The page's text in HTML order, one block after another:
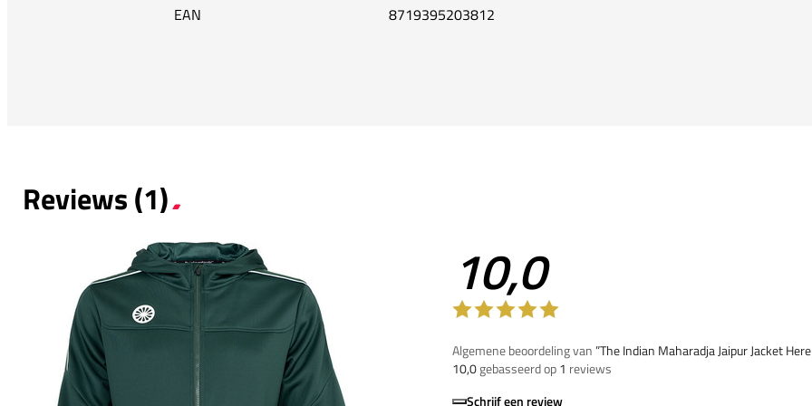
EAN 8719395203812
Reviews (1)
10,0
Algemene beoordeling van”The Indian Maharadja Jaipur Jacket
10,0gebasseerd op1 reviews
Schrijf een review